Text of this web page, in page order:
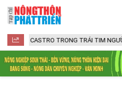
TRONG TRÁI TIM NGƯỜI VIỆT